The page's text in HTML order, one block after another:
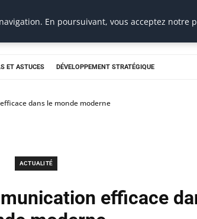
ET ASTUCES DÉVELOPPEMENT STRATÉGIQUE
dans le monde moderne
ACTUALITÉ
efficace
En poursuivant, vous acceptez notre